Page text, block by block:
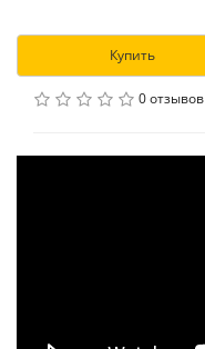
Купить
0 отзывов